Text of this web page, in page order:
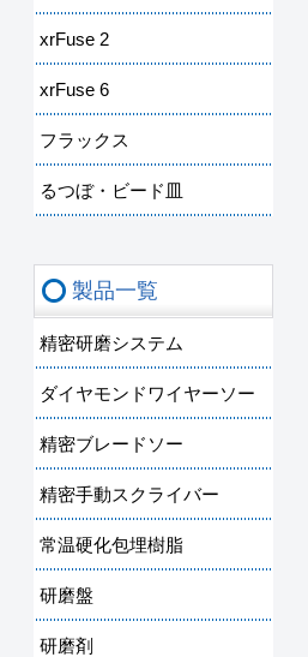
xrFuse 2
xrFuse 6
フラックス
るつぼ・ビード皿
製品一覧
精密研磨システム
ダイヤモンドワイヤーソー
精密ブレードソー
精密手動スクライバー
常温硬化包埋樹脂
研磨盤
研磨剤